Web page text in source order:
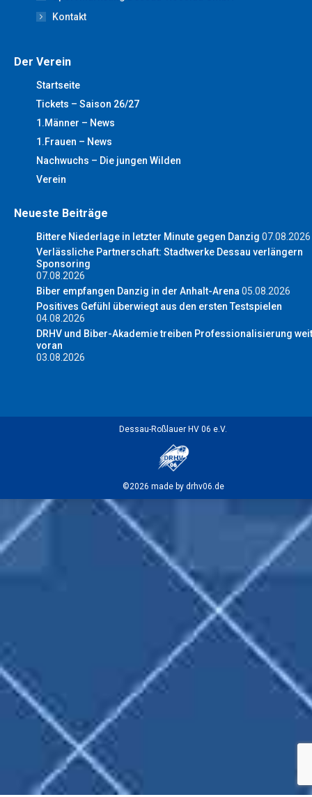
Kontakt
Der Verein
Startseite
Tickets – Saison 26/27
1.Männer – News
1.Frauen – News
Nachwuchs – Die jungen Wilden
Verein
Neueste Beiträge
Bittere Niederlage in letzter Minute gegen Danzig 07.08.2026
Verlässliche Partnerschaft: Stadtwerke Dessau verlängern
Sponsoring
07.08.2026
Biber empfangen Danzig in der Anhalt-Arena 05.08.2026
Positives Gefühl überwiegt aus den ersten Testspielen
04.08.2026
DRHV und Biber-Akademie treiben Professionalisierung
voran
03.08.2026
Dessau-Roßlauer HV 06 e.V.
©2026 made by drhv06.de